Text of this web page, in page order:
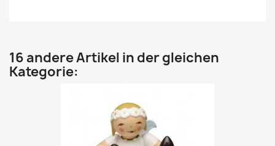
16 andere Artikel in der gleichen
Kategorie: